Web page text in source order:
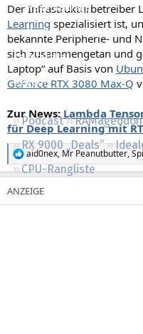
Neue Beiträge
Neueste Aktivitäten
Leserartikel
Regeln
Podcast RAMageddon
RX 9000 „Deals“
CPU-Rangliste
Der Infrastrukturbetreiber
Learning spezialisiert ist,
bekannte Peripherie- und
sich zusammengetan und
Laptop“ auf Basis von
GeForce RTX 3080 Max-Q
Zur News: Lambda
für Deep Learning mit
R
e
a
k
t
aid0nex, Mr Peanutbutter,